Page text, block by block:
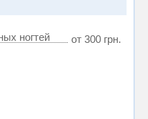
ногтей от 300 грн.